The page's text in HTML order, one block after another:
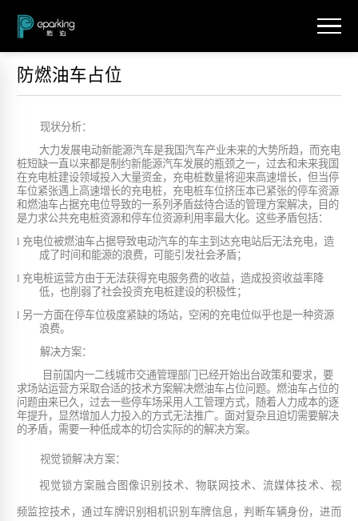
防燃油车占位
现状分析：
大力发展电动新能源汽车是我国汽车产业未来的大势所趋，而充电
桩短缺一直以来都是制约新能源汽车发展的瓶颈之一，过去和未来我国
在充电桩建设领域投入大量资金，充电桩数量将迎来高速增长，但当停
车位紧张遇上高速增长的充电桩，充电桩车位挤压本已紧张的停车资源
和燃油车占据充电位导致的一系列矛盾兹待合适的管理方案解决，目的
是力求公共充电桩资源和停车位资源利用率最大化。这些矛盾包括：
l 充电位被燃油车占据导致电动汽车的车主到达充电站后无法充电，造
成了时间和能源的浪费，可能引发社会矛盾；
l 充电桩运营方由于无法获得充电服务费的收益，造成投资收益率降
低，也削弱了社会投资充电桩建设的积极性；
l 另一方面在停车位极度紧缺的场站，空闲的充电位似乎也是一种资源
浪费。
解决方案：
目前国内一二线城市交通管理部门已经开始出台政策和要求，要
求场站运营方采取合适的技术方案解决燃油车占位问题。燃油车占位的
问题由来已久，过去一些停车场采用人工管理方式，随着人力成本的逐
年提升，显然增加人力投入的方式无法推广。面对复杂且迫切需要解决
的矛盾，需要一种低成本的切合实际的的解决方案。
视觉锁解决方案：
视觉锁方案融合图像识别技术、物联网技术、流媒体技术、视
频监控技术，通过车牌识别相机识别车牌信息，判断车辆身份，进而